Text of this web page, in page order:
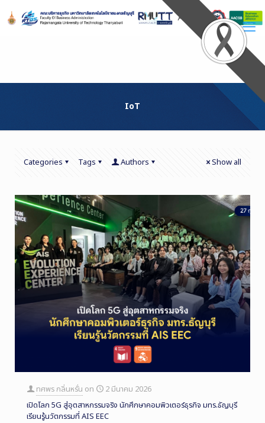
Content
IoT
Categories Tags Authors Show all
ทศพร กลิ่นหรั่น on
2 มีนาคม 2026
เปิดโลก 5G สู่อุตสาหกรรมจริง นักศึกษาคอมพิวเตอร์ธุรกิจ มทร.ธัญบุรี
เรียนรู้นวัตกรรมที่ AIS EEC